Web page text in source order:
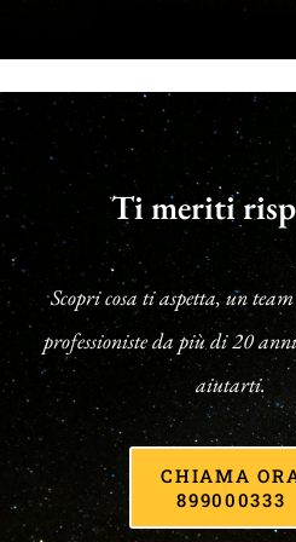
Ti meriti
Scopri cosa ti aspetta, un
professioniste da più di 20
aiutarti.
CHIAMA
899000333